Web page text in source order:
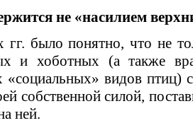
не «насилием
было понятно, что не
и хоботных (а также
«социальных» видов птиц)
собственной силой,
ней.